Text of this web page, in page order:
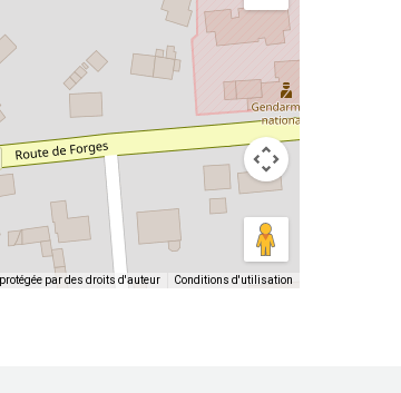
protégée par des droits d'auteur Conditions d'utilisation